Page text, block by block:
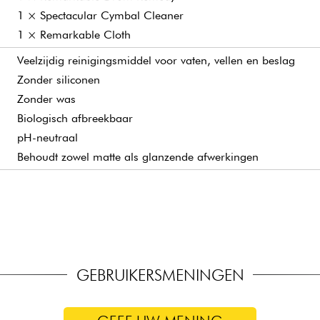
1 × Spectacular Cymbal Cleaner
1 × Remarkable Cloth
Veelzijdig reinigingsmiddel voor vaten, vellen en beslag
Zonder siliconen
Zonder was
Biologisch afbreekbaar
pH-neutraal
Behoudt zowel matte als glanzende afwerkingen
Geschikt voor gestanste (Sheet) cimbalen
GEBRUIKERSMENINGEN